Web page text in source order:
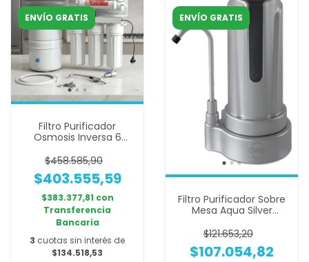
ENVÍO GRATIS
Filtro Purificador
Osmosis Inversa 6
Dvigi
$458.585,90
$403.555,59
$383.377,81 con
Transferencia
Bancaria
3 cuotas sin interés de
$134.518,53
ENVÍO GRATIS
Filtro Purificador Sobre
Mesa Aqua Silver
$121.653,20
$107.054,82